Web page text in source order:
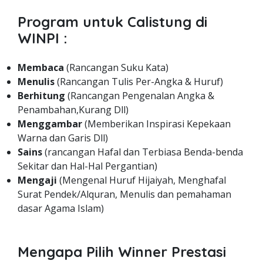
Program untuk Calistung di
WINPI :
Membaca (Rancangan Suku Kata)
Menulis(Rancangan Tulis Per-Angka & Huruf)
Berhitung (Rancangan Pengenalan Angka &
Penambahan,Kurang Dll)
Menggambar(Memberikan Inspirasi Kepekaan
Warna dan Garis Dll)
Sains(rancangan Hafal dan Terbiasa Benda-benda
Sekitar dan Hal-Hal Pergantian)
Mengaji (Mengenal Huruf Hijaiyah, Menghafal
Surat Pendek/Alquran, Menulis dan pemahaman
dasar Agama Islam)
Mengapa Pilih Winner Prestasi